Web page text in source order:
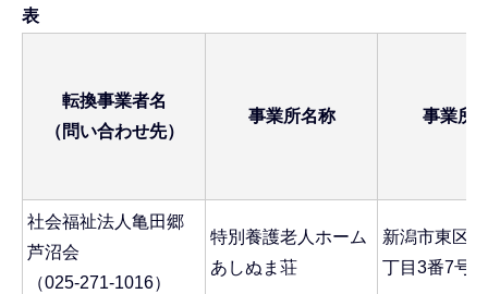
表
転換事業者名
（問い合わせ先）
事業所名称 事業所
社会福祉法人亀田郷
芦沼会
（025-271-1016）
特別養護老人ホーム
あしぬま荘
新潟市東区
丁目3番7号